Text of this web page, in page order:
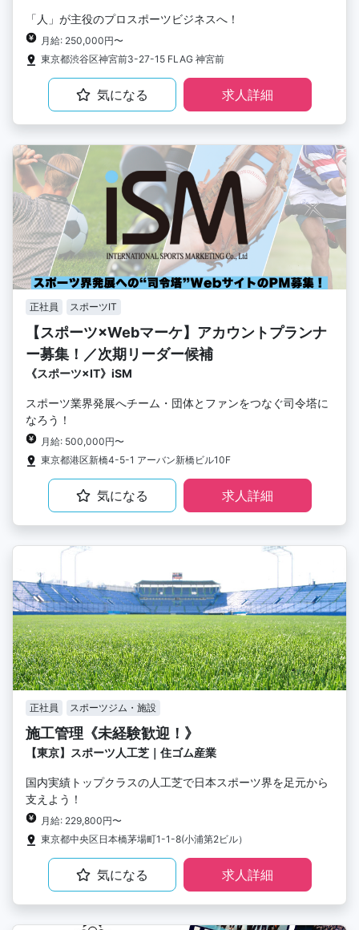
「人」が主役のプロスポーツビジネスへ！
月給: 250,000円〜
東京都渋谷区神宮前3-27-15 FLAG 神宮前
気になる 求人詳細
正社員 スポーツIT
【スポーツ×Webマーケ】アカウントプランナ
ー募集！／次期リーダー候補
《スポーツ×IT》iSM
スポーツ業界発展へチーム・団体とファンをつなぐ司令塔に
なろう！
月給: 500,000円〜
東京都港区新橋4-5-1 アーバン新橋ビル10F
気になる 求人詳細
正社員 スポーツジム・施設
施工管理《未経験歓迎！》
【東京】スポーツ人工芝｜住ゴム産業
国内実績トップクラスの人工芝で日本スポーツ界を足元から
支えよう！
月給: 229,800円〜
東京都中央区日本橋茅場町1-1-8(小浦第2ビル）
気になる 求人詳細